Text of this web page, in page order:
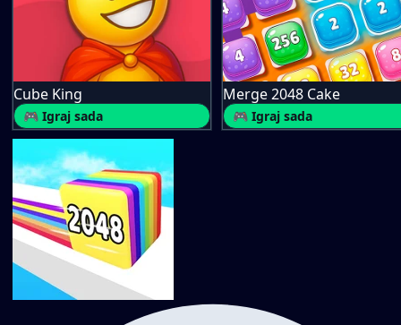
Cube King
🎮 Igraj sada
Merge 2048 Cake
🎮 Igraj sada